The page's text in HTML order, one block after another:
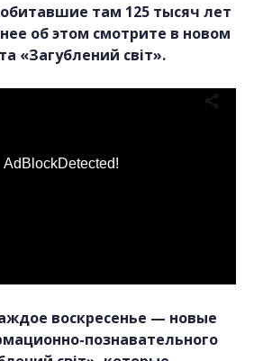
там 125 тысяч лет
об этом смотрите в новом
«Загублений світ».
AdBlockDetected!
воскресенье — новые
познавательного